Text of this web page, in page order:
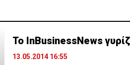
Το InBusinessNews
13.05.2014 16:55